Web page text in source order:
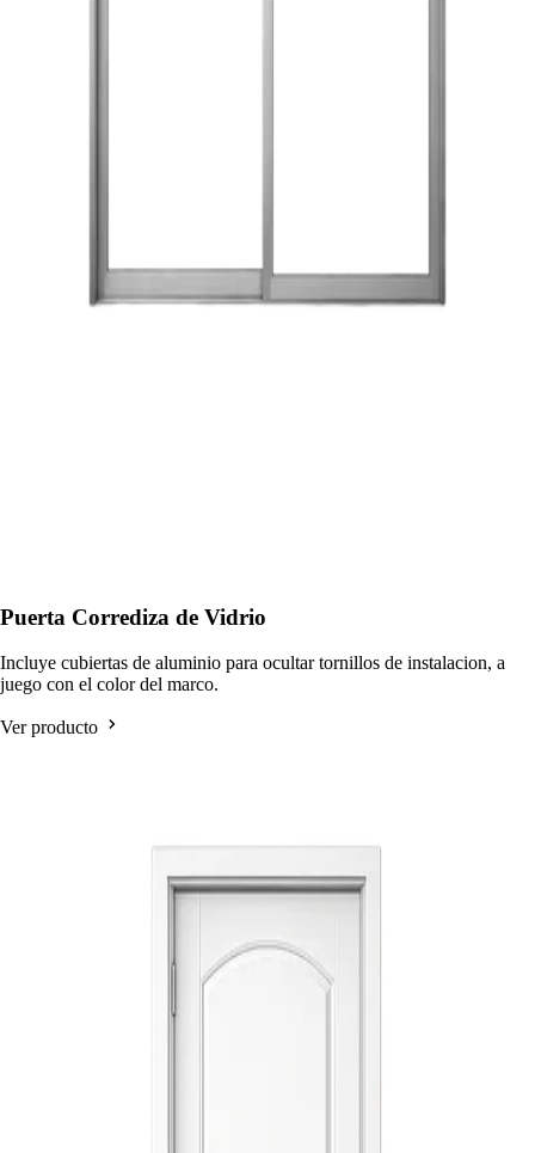
Puerta Corrediza de Vidrio
Incluye cubiertas de aluminio para ocultar tornillos de instalacion, a
juego con el color del marco.
Ver producto